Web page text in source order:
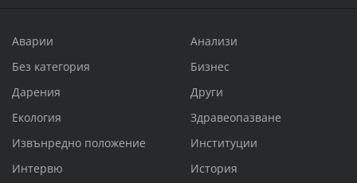
Аварии
Анализи
Без категория
Бизнес
Дарения
Други
Екология
Здравеопазване
Извънредно положение
Институции
Интервю
История